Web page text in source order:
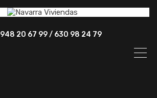
948 20 67 99 / 630 98 24 79